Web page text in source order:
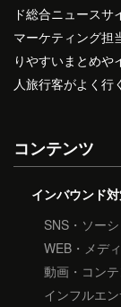
ド総合ニュース
マーケティング担
りやすいまとめや
人旅行客がよく行
コンテンツ
インバウンド
SNS・ソー
WEB・メデ
動画・コン
インフルエ